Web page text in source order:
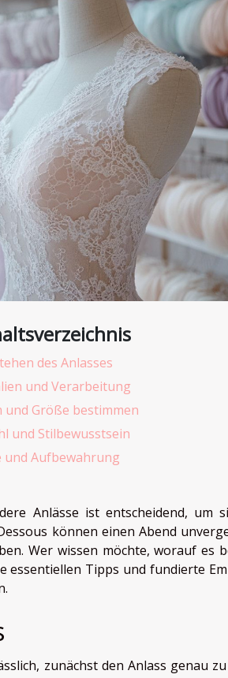
des Anlasses
und Verarbeitung
und Größe bestimmen
und Stilbewusstsein
und Aufbewahrung
Anlässe ist entscheidend, um
können einen Abend
Wer wissen möchte, worauf es
essentiellen Tipps und fundierte
zunächst den Anlass genau